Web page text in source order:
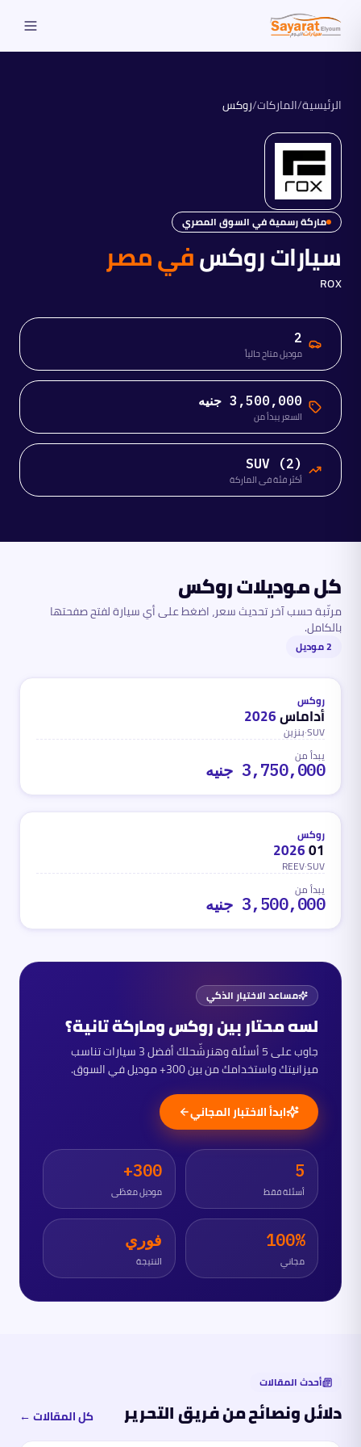
الرئيسية/الماركات/روكس
ماركة رسمية في السوق المصري
سياراتروكسفي مصر
ROX
2
موديل متاح حالياً
3,500,000 جنيه
السعر يبدأ من
SUV (2)
أكثر فئة في الماركة
كل موديلاتروكس
مرتّبة حسب آخر تحديث سعر، اضغط على أي سيارة لفتح صفحتها
بالكامل.
2موديل
محدثمنذ 3 أشهر
بنزين
روكس
أداماس2026
SUV
·بنزين
يبدأ من
3,750,000 جنيه
محدثمنذ 3 أشهر
REEV
روكس
01
2026
SUV
·
REEV
يبدأ من
3,500,000 جنيه
مساعد الاختيار الذكي
لسه محتار بينروكسوماركة تانية؟
جاوب على 5 أسئلة وهنرشّحلك أفضل 3 سيارات تناسب
ميزانيتك واستخدامك من بين 300+ موديل في السوق.
ابدأ الاختبار المجاني
5
أسئلة فقط
300+
موديل مغطّى
100%
مجاني
فوري
النتيجة
أحدث المقالات
دلائل ونصائح من فريق التحرير كل المقالات ←